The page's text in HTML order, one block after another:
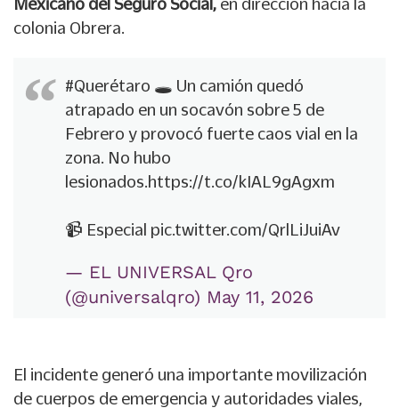
colonia Obrera.
#Querétaro 🕳️ Un camión quedó
atrapado en un socavón sobre 5 de
Febrero y provocó fuerte caos vial en la
zona. No hubo
lesionados. https://t.co/kIAL9gAgxm
📹 Especial pic.twitter.com/QrlLiJuiAv
— EL UNIVERSAL Qro
(@universalqro) May 11, 2026
El incidente generó una importante movilización
de cuerpos de emergencia y autoridades viales,